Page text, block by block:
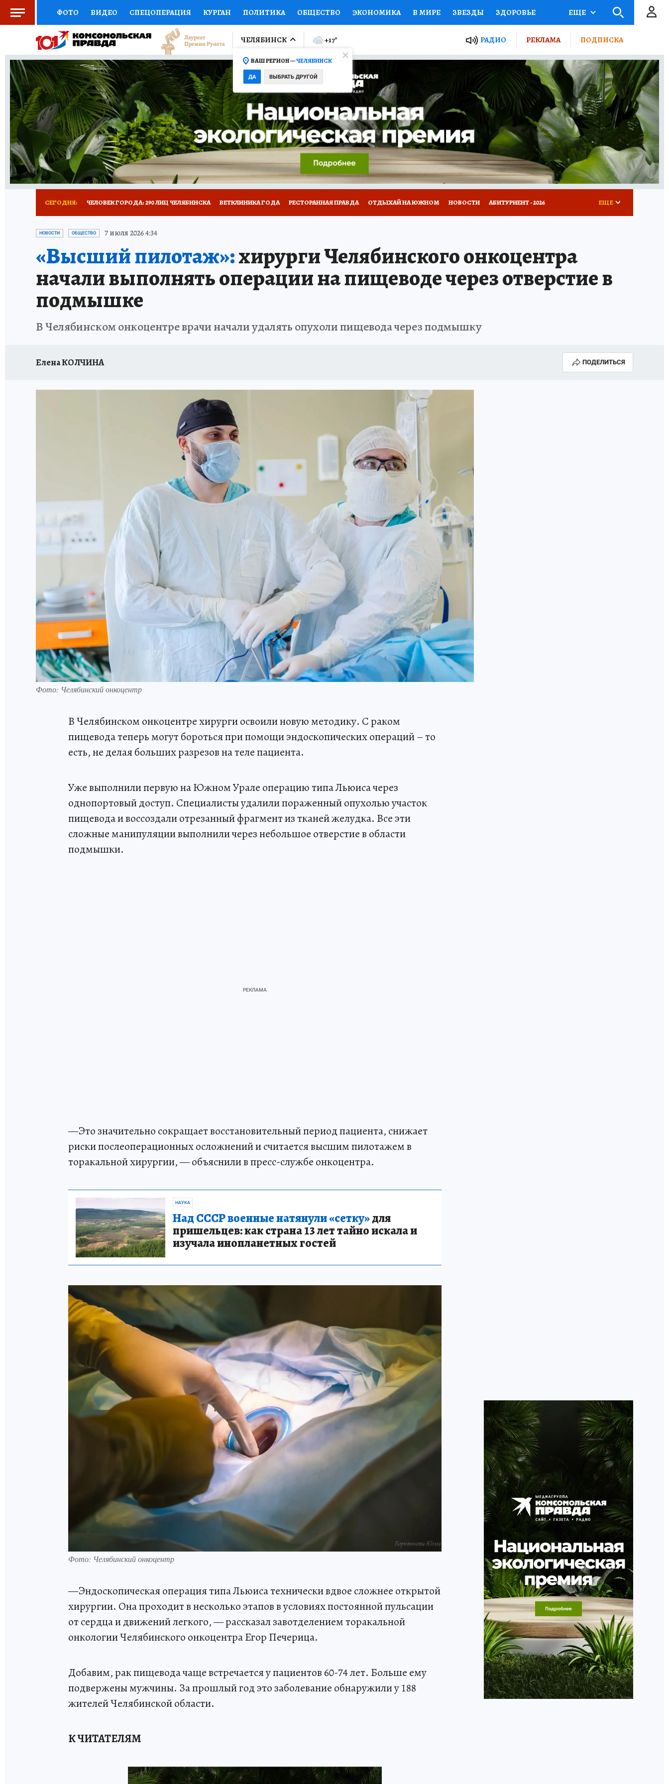
ФОТО ВИДЕО СПЕЦОПЕРАЦИЯ КУРГАН ПОЛИТИКА ОБЩЕСТВО ЭКОНОМИКА В МИРЕ ЗВЕЗДЫ ЗДОРОВЬЕ
СОЦПОДДЕРЖКА НАУКА СПОРТ КОЛУМНИСТЫ ПРОИСШЕСТВИЯ НАЦИОНАЛЬНЫЕ ПРОЕКТЫ РОССИИ
ВЫБОР ЭКСПЕРТОВ ДОКТОР ФИНАНСЫ ОТКРЫВАЕМ МИР Я ЗНАЮ СЕМЬЯ ЖЕНСКИЕ СЕКРЕТЫ ПУТЕВОДИТЕЛЬ
КНИЖНАЯ ПОЛКА ПРОГНОЗЫ НА СПОРТ ПРОМОКОДЫ СЕРИАЛЫ СПЕЦПРОЕКТЫ ДЕФИЦИТ ЖЕЛЕЗА ТУРИЗМ
ПРЕСС-ЦЕНТР НЕДВИЖИМОСТЬ ТЕЛЕВИЗОР КОЛЛЕКЦИИ КОНКУРСЫ РАБОТА У НАС ГИД ПОТРЕБИТЕЛЯ ВСЕ О КП
РАДИО КП ТЕСТЫ НОВОЕ НА САЙТЕ
ЕЩЕ
ЧЕЛЯБИНСК
ВАШ РЕГИОН —ЧЕЛЯБИНСК
ДА ВЫБРАТЬ ДРУГОЙ
+17° РАДИО РЕКЛАМА ПОДПИСКА
СЕГОДНЯ: ЧЕЛОВЕК ГОРОДА: 290 ЛИЦ ЧЕЛЯБИНСКА ВЕТКЛИНИКА ГОДА РЕСТОРАННАЯ ПРАВДА ОТДЫХАЙ НА ЮЖНОМ НОВОСТИ АБИТУРИЕНТ - 2026
КАРЬЕРА В КАРЬЕРЕ БИТВА ЗА ДУМУ
ВОЕНКОРЫ КП АВИА УКРАИНА: СВОДКА ДНЕВНИК ПЕРВЫХ ТАКАЯ НАУКА КП В МАХ ГЕРОИ ЮЖНОГО УРАЛА ЗАДАЙ ВОПРОС ГАИ
БУДНИ ТАНКОГРАДА НАВИГАТОР ГАИ ОТДЫХ В РОССИИ ЗАПОВЕДНАЯ РОССИЯ ЮБИЛЕЙ «КОМСОМОЛКИ» ЧЕЛОВЕК ГОРОДА-2024
ФЕСТИВАЛЬНАЯ АЗБУКА
НАШИ В ДЕЛЕ ОБЯЗАТЕЛЬНАЯ ВАКЦИНАЦИЯ
ИСПЫТАНО НА СЕБЕ
ЕЩЕ
НОВОСТИ ОБЩЕСТВО 7 июля 2026 4:34
«Высший пилотаж»:хирурги Челябинского онкоцентра
начали выполнять операции на пищеводе через отверстие в
подмышке
В Челябинском онкоцентре врачи начали удалять опухоли пищевода через подмышку
Елена КОЛЧИНА ПОДЕЛИТЬСЯ
Фото: Челябинский онкоцентр
В Челябинском онкоцентре хирурги освоили новую методику. С раком
пищевода теперь могут бороться при помощи эндоскопических операций – то
есть, не делая больших разрезов на теле пациента.
Уже выполнили первую на Южном Урале операцию типа Льюиса через
однопортовый доступ. Специалисты удалили пораженный опухолью участок
пищевода и воссоздали отрезанный фрагмент из тканей желудка. Все эти
сложные манипуляции выполнили через небольшое отверстие в области
подмышки.
—Это значительно сокращает восстановительный период пациента, снижает
риски послеоперационных осложнений и считается высшим пилотажем в
торакальной хирургии, — объяснили в пресс-службе онкоцентра.
НАУКА
Над СССР военные натянули «сетку»для
пришельцев: как страна 13 лет тайно искала и
изучала инопланетных гостей
Фото: Челябинский онкоцентр
—Эндоскопическая операция типа Льюиса технически вдвое сложнее открытой
хирургии. Она проходит в несколько этапов в условиях постоянной пульсации
от сердца и движений легкого, — рассказал завотделением торакальной
онкологии Челябинского онкоцентра Егор Печерица.
Добавим, рак пищевода чаще встречается у пациентов 60-74 лет. Больше ему
подвержены мужчины. За прошлый год это заболевание обнаружили у 188
жителей Челябинской области.
К ЧИТАТЕЛЯМ